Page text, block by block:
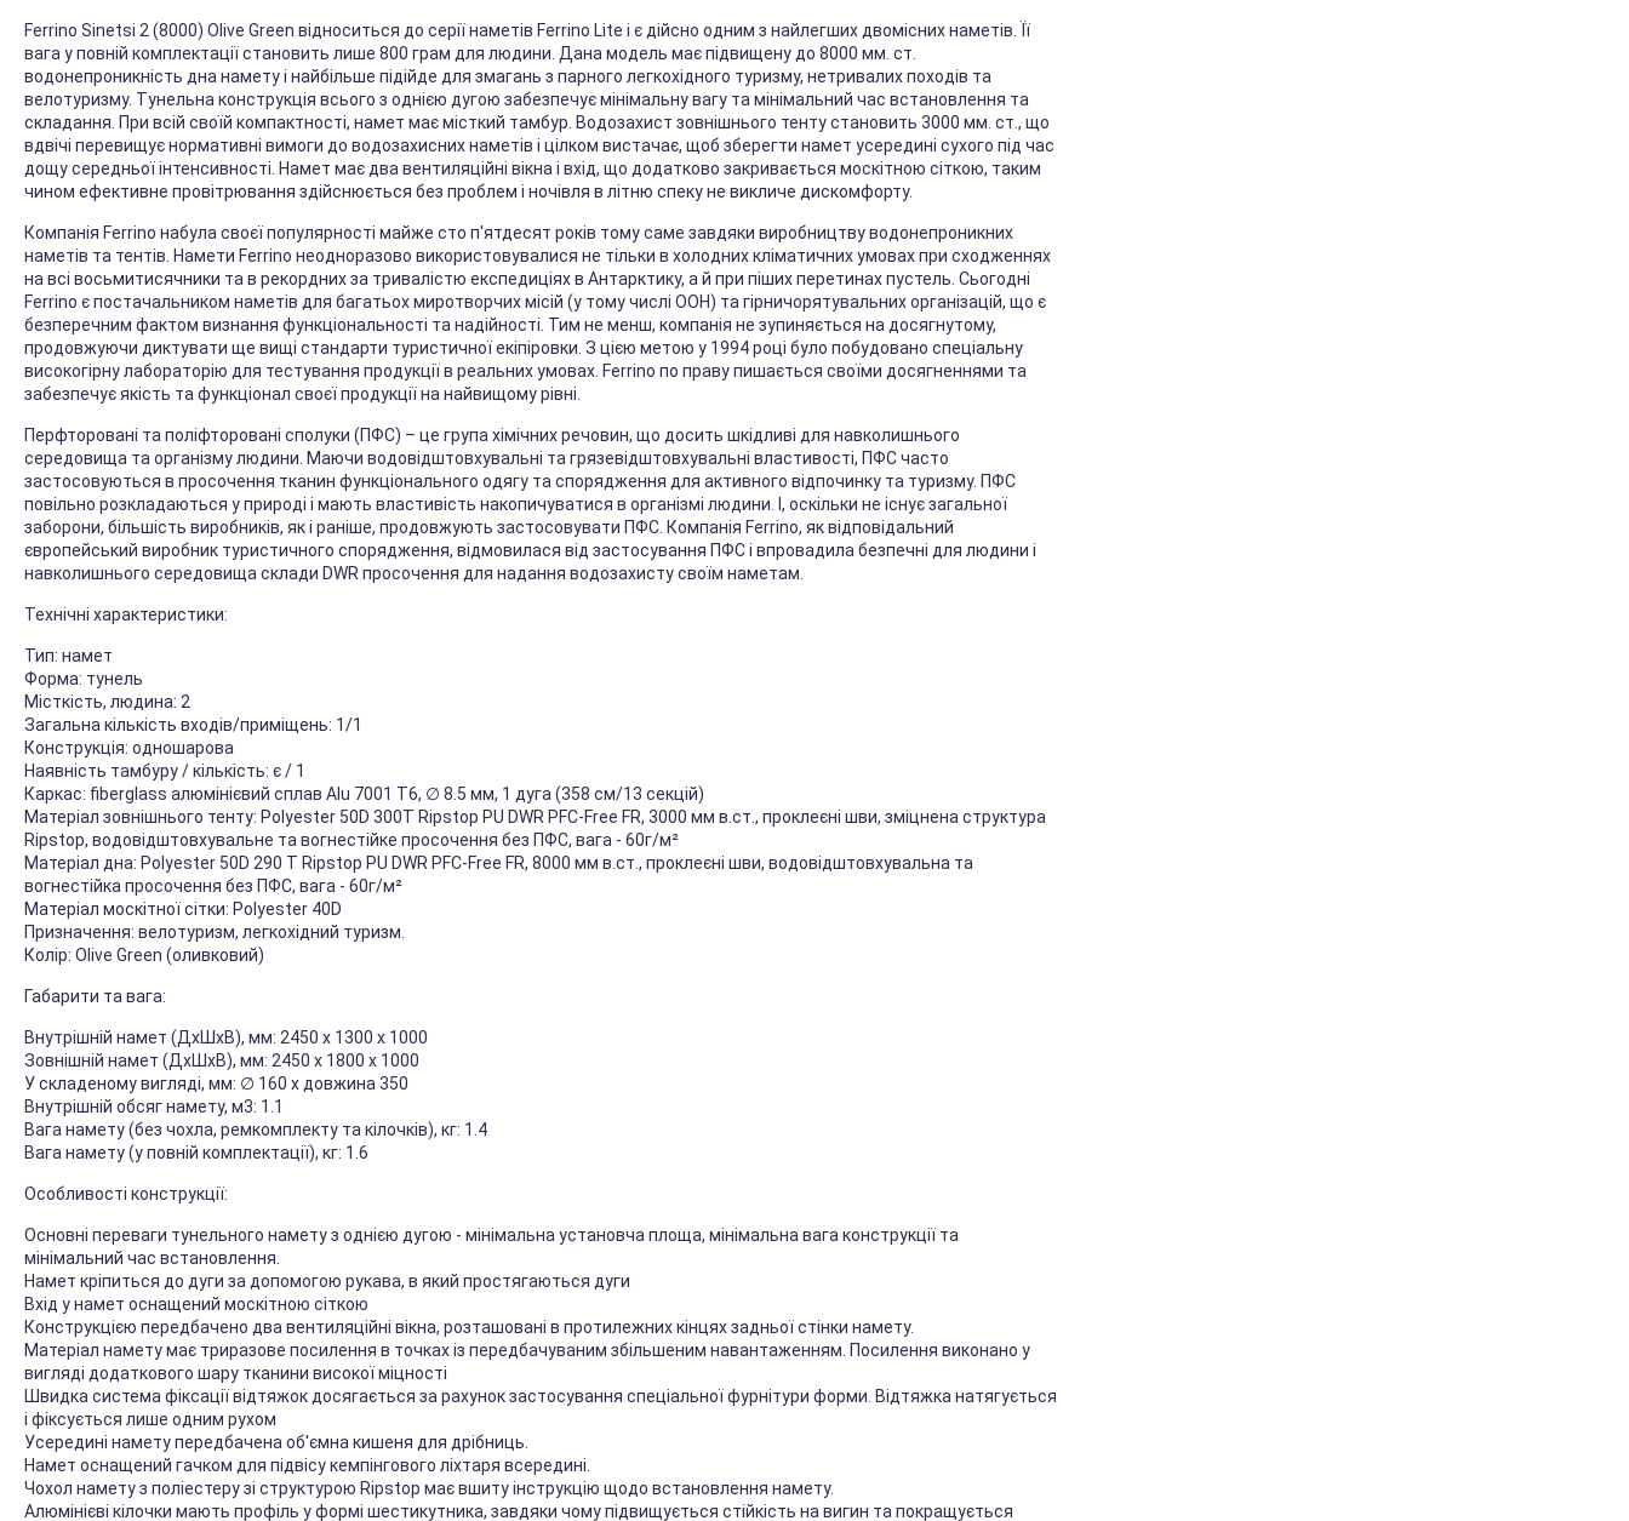
Ferrino Sinetsi 2 (8000) Olive Green відноситься до серії наметів Ferrino Lite і є дійсно одним з найлегших двомісних наметів. Її
вага у повній комплектації становить лише 800 грам для людини. Дана модель має підвищену до 8000 мм. ст.
водонепроникність дна намету і найбільше підійде для змагань з парного легкохідного туризму, нетривалих походів та
велотуризму. Тунельна конструкція всього з однією дугою забезпечує мінімальну вагу та мінімальний час встановлення та
складання. При всій своїй компактності, намет має місткий тамбур. Водозахист зовнішнього тенту становить 3000 мм. ст., що
вдвічі перевищує нормативні вимоги до водозахисних наметів і цілком вистачає, щоб зберегти намет усередині сухого під час
дощу середньої інтенсивності. Намет має два вентиляційні вікна і вхід, що додатково закривається москітною сіткою, таким
чином ефективне провітрювання здійснюється без проблем і ночівля в літню спеку не викличе дискомфорту.
Компанія Ferrino набула своєї популярності майже сто п'ятдесят років тому саме завдяки виробництву водонепроникних
наметів та тентів. Намети Ferrino неодноразово використовувалися не тільки в холодних кліматичних умовах при сходженнях
на всі восьмитисячники та в рекордних за тривалістю експедиціях в Антарктику, а й при піших перетинах пустель. Сьогодні
Ferrino є постачальником наметів для багатьох миротворчих місій (у тому числі ООН) та гірничорятувальних організацій, що є
безперечним фактом визнання функціональності та надійності. Тим не менш, компанія не зупиняється на досягнутому,
продовжуючи диктувати ще вищі стандарти туристичної екіпіровки. З цією метою у 1994 році було побудовано спеціальну
високогірну лабораторію для тестування продукції в реальних умовах. Ferrino по праву пишається своїми досягненнями та
забезпечує якість та функціонал своєї продукції на найвищому рівні.
Перфторовані та поліфторовані сполуки (ПФС) – це група хімічних речовин, що досить шкідливі для навколишнього
середовища та організму людини. Маючи водовідштовхувальні та грязевідштовхувальні властивості, ПФС часто
застосовуються в просочення тканин функціонального одягу та спорядження для активного відпочинку та туризму. ПФС
повільно розкладаються у природі і мають властивість накопичуватися в організмі людини. І, оскільки не існує загальної
заборони, більшість виробників, як і раніше, продовжують застосовувати ПФС. Компанія Ferrino, як відповідальний
європейський виробник туристичного спорядження, відмовилася від застосування ПФС і впровадила безпечні для людини і
навколишнього середовища склади DWR просочення для надання водозахисту своїм наметам.
Технічні характеристики:
Тип: намет
Форма: тунель
Місткість, людина: 2
Загальна кількість входів/приміщень: 1/1
Конструкція: одношарова
Наявність тамбуру / кількість: є / 1
Каркас: fiberglass алюмінієвий сплав Alu 7001 T6, ∅ 8.5 мм, 1 дуга (358 см/13 секцій)
Матеріал зовнішнього тенту: Polyester 50D 300T Ripstop PU DWR PFC-Free FR, 3000 мм в.ст., проклеєні шви, зміцнена структура
Ripstop, водовідштовхувальне та вогнестійке просочення без ПФС, вага - 60г/м²
Матеріал дна: Polyester 50D 290 T Ripstop PU DWR PFC-Free FR, 8000 мм в.ст., проклеєні шви, водовідштовхувальна та
вогнестійка просочення без ПФС, вага - 60г/м²
Матеріал москітної сітки: Polyester 40D
Призначення: велотуризм, легкохідний туризм.
Колір: Olive Green (оливковий)
Габарити та вага:
Внутрішній намет (ДхШхВ), мм: 2450 х 1300 х 1000
Зовнішній намет (ДхШхВ), мм: 2450 х 1800 х 1000
У складеному вигляді, мм: ∅ 160 x довжина 350
Внутрішній обсяг намету, м3: 1.1
Вага намету (без чохла, ремкомплекту та кілочків), кг: 1.4
Вага намету (у повній комплектації), кг: 1.6
Особливості конструкції:
Основні переваги тунельного намету з однією дугою - мінімальна установча площа, мінімальна вага конструкції та
мінімальний час встановлення.
Намет кріпиться до дуги за допомогою рукава, в який простягаються дуги
Вхід у намет оснащений москітною сіткою
Конструкцією передбачено два вентиляційні вікна, розташовані в протилежних кінцях задньої стінки намету.
Матеріал намету має триразове посилення в точках із передбачуваним збільшеним навантаженням. Посилення виконано у
вигляді додаткового шару тканини високої міцності
Швидка система фіксації відтяжок досягається за рахунок застосування спеціальної фурнітури форми. Відтяжка натягується
і фіксується лише одним рухом
Усередині намету передбачена об'ємна кишеня для дрібниць.
Намет оснащений гачком для підвісу кемпінгового ліхтаря всередині.
Чохол намету з поліестеру зі структурою Ripstop має вшиту інструкцію щодо встановлення намету.
Алюмінієві кілочки мають профіль у формі шестикутника, завдяки чому підвищується стійкість на вигин та покращується